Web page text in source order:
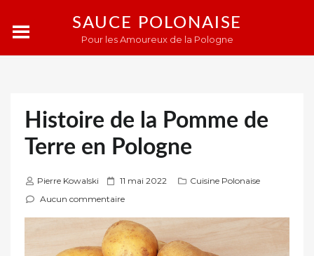
SAUCE POLONAISE
Pour les Amoureux de la Pologne
Histoire de la Pomme de
Terre en Pologne
Pierre Kowalski
P
u
l
11 mai 2022
Cuisine Polonaise
Aucun commentaire